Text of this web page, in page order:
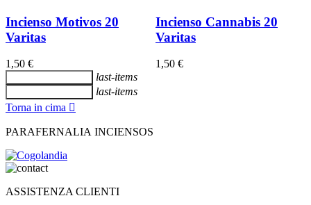
Incienso Motivos 20
Varitas
1,50 €
last-items
last-items
Incienso Cannabis 20
Varitas
1,50 €
Torna in cima 
PARAFERNALIA INCIENSOS
ASSISTENZA CLIENTI